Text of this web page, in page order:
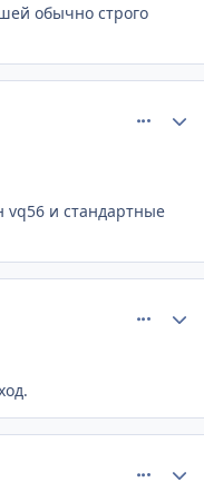
обычно строго
vq56 и стандартные